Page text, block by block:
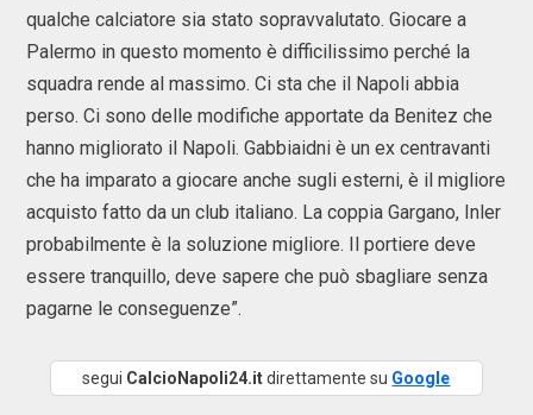
qualche calciatore sia stato sopravvalutato. Giocare a
Palermo in questo momento è difficilissimo perché la
squadra rende al massimo. Ci sta che il Napoli abbia
perso. Ci sono delle modifiche apportate da Benitez che
hanno migliorato il Napoli. Gabbiaidni è un ex centravanti
che ha imparato a giocare anche sugli esterni, è il migliore
acquisto fatto da un club italiano. La coppia Gargano, Inler
probabilmente è la soluzione migliore. Il portiere deve
essere tranquillo, deve sapere che può sbagliare senza
pagarne le conseguenze”.
segui CalcioNapoli24.itdirettamente su Google